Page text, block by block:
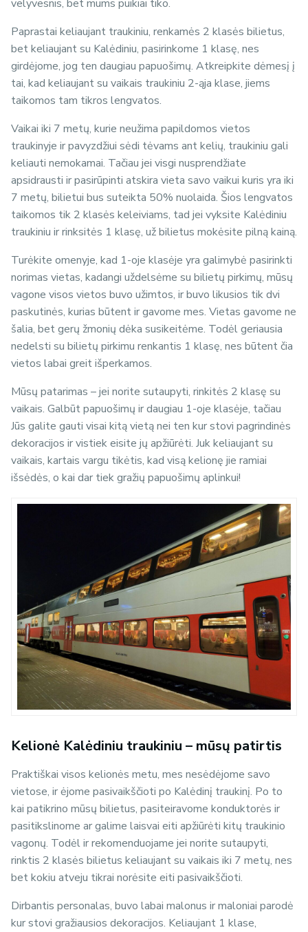
velyvesnis, bet mums puikiai tiko.
Paprastai keliaujant traukiniu, renkamės 2 klasės bilietus,
bet keliaujant su Kalėdiniu, pasirinkome 1 klasę, nes
girdėjome, jog ten daugiau papuošimų. Atkreipkite dėmesį į
tai, kad keliaujant su vaikais traukiniu 2-ąja klase, jiems
taikomos tam tikros lengvatos.
Vaikai iki 7 metų, kurie neužima papildomos vietos
traukinyje ir pavyzdžiui sėdi tėvams ant kelių, traukiniu gali
keliauti nemokamai. Tačiau jei visgi nusprendžiate
apsidrausti ir pasirūpinti atskira vieta savo vaikui kuris yra iki
7 metų, bilietui bus suteikta 50% nuolaida. Šios lengvatos
taikomos tik 2 klasės keleiviams, tad jei vyksite Kalėdiniu
traukiniu ir rinksitės 1 klasę, už bilietus mokėsite pilną kainą.
Turėkite omenyje, kad 1-oje klasėje yra galimybė pasirinkti
norimas vietas, kadangi uždelsėme su bilietų pirkimų, mūsų
vagone visos vietos buvo užimtos, ir buvo likusios tik dvi
paskutinės, kurias būtent ir gavome mes. Vietas gavome ne
šalia, bet gerų žmonių dėka susikeitėme. Todėl geriausia
nedelsti su bilietų pirkimu renkantis 1 klasę, nes būtent čia
vietos labai greit išperkamos.
Mūsų patarimas – jei norite sutaupyti, rinkitės 2 klasę su
vaikais. Galbūt papuošimų ir daugiau 1-oje klasėje, tačiau
Jūs galite gauti visai kitą vietą nei ten kur stovi pagrindinės
dekoracijos ir vistiek eisite jų apžiūrėti. Juk keliaujant su
vaikais, kartais vargu tikėtis, kad visą kelionę jie ramiai
išsėdės, o kai dar tiek gražių papuošimų aplinkui!
Kelionė Kalėdiniu traukiniu – mūsų patirtis
Praktiškai visos kelionės metu, mes nesėdėjome savo
vietose, ir ėjome pasivaikščioti po Kalėdinį traukinį. Po to
kai patikrino mūsų bilietus, pasiteiravome konduktorės ir
pasitikslinome ar galime laisvai eiti apžiūrėti kitų traukinio
vagonų. Todėl ir rekomenduojame jei norite sutaupyti,
rinktis 2 klasės bilietus keliaujant su vaikais iki 7 metų, nes
bet kokiu atveju tikrai norėsite eiti pasivaikščioti.
Dirbantis personalas, buvo labai malonus ir maloniai parodė
kur stovi gražiausios dekoracijos. Keliaujant 1 klase,